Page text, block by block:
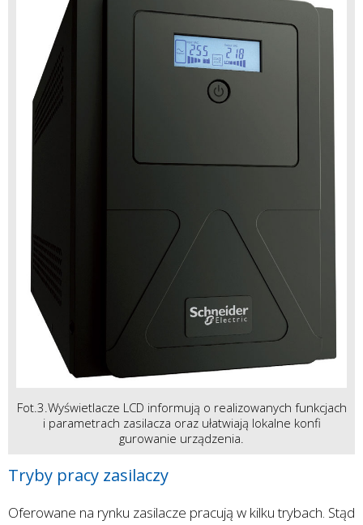
Fot.3.Wyświetlacze LCD informują o realizowanych funkcjach
i parametrach zasilacza oraz ułatwiają lokalne konfi
gurowanie urządzenia.
Tryby pracy zasilaczy
Oferowane na rynku zasilacze pracują w kilku trybach. Stąd